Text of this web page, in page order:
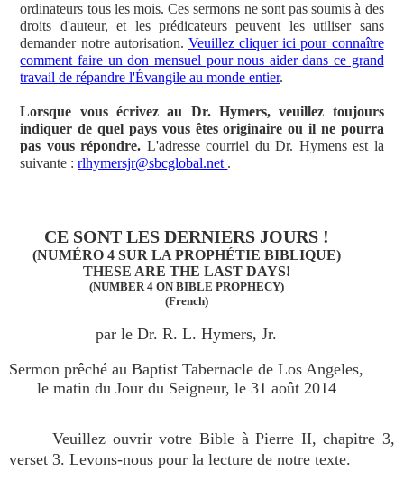
ordinateurs tous les mois. Ces sermons ne sont pas soumis à des
droits d'auteur, et les prédicateurs peuvent les utiliser sans
demander notre autorisation. Veuillez cliquer ici pour connaître
comment faire un don mensuel pour nous aider dans ce grand
travail de répandre l'Évangile au monde entier.
Lorsque vous écrivez au Dr. Hymers, veuillez toujours
indiquer de quel pays vous êtes originaire ou il ne pourra
pas vous répondre. L'adresse courriel du Dr. Hymens est la
suivante :rlhymersjr@sbcglobal.net .
CE SONT LES DERNIERS JOURS !
(NUMÉRO 4 SUR LA PROPHÉTIE BIBLIQUE)
THESE ARE THE LAST DAYS!
(NUMBER 4 ON BIBLE PROPHECY)
(French)
par le Dr. R. L. Hymers, Jr.
Sermon prêché au Baptist Tabernacle de Los Angeles,
le matin du Jour du Seigneur, le 31 août 2014
Veuillez ouvrir votre Bible à Pierre II, chapitre 3,
verset 3. Levons-nous pour la lecture de notre texte.